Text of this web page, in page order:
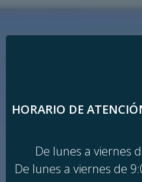
HORARIO DE
De lunes a viernes
De lunes a viernes de